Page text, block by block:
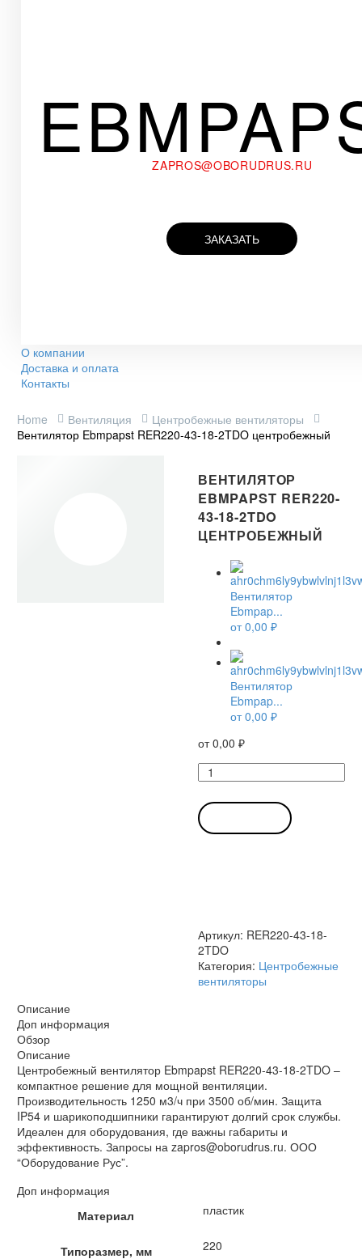
ZAPROS@OBORUDRUS.RU
ЗАКАЗАТЬ
О компании
Доставка и оплата
Контакты
Home Вентиляция
Центробежные вентиляторы
Вентилятор Ebmpapst RER220-43-18-2TDO центробежный
ВЕНТИЛЯТОР
EBMPAPST RER220-
43-18-2TDO
ЦЕНТРОБЕЖНЫЙ
Вентилятор
Ebmpap...
от0,00 ₽
Вентилятор
Ebmpap...
от0,00 ₽
от0,00 ₽
Количество
товара
Вентилятор
Ebmpapst
RER220-
Артикул: RER220-43-18-
2TDO
Категория: Центробежные
вентиляторы
Описание
Доп информация
Обзор
Описание
Центробежный вентилятор Ebmpapst RER220-43-18-2TDO –
компактное решение для мощной вентиляции.
Производительность 1250 м3/ч при 3500 об/мин. Защита
IP54 и шарикоподшипники гарантируют долгий срок службы.
Идеален для оборудования, где важны габариты и
эффективность. Запросы на zapros@oborudrus.ru. ООО
“Оборудование Рус”.
Доп информация
Материал
пластик
Типоразмер, мм 220